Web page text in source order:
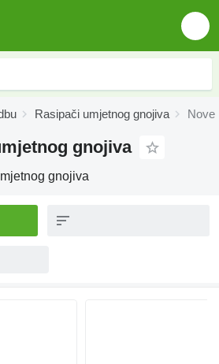
Rasipači umjetnog gnojiva Nove
gnojiva
gnojiva